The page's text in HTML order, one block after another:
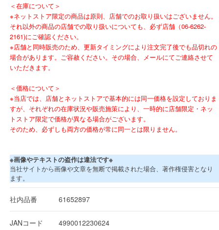
＜在庫について＞
※ネットストア限定の商品は原則、店舗でのお取り扱いはございません。
それ以外の商品の店舗での取り扱いについても、必ず店舗（06-6262-
2161)にご確認ください。
※店舗と同時販売のため、更新タイミングにより注文完了後でも品切れの
場合があります。ご容赦ください。その場合、メールにてご連絡させて
いただきます。
＜価格について＞
※当店では、店舗とネットストアで基本的には同一価格を設定しておりま
すが、それぞれの在庫状況や販売施策により、一時的に店舗限定・ネッ
トストア限定で価格が異なる場合がございます。
そのため、必ずしも両方の価格が常に同一とは限りません。
※画像やテキストの盗作は違法です※
当社サイトから画像や文章を無断で掲載された場合、著作権侵害となり
ます。
社内品番 61652897
JANコード 4990012230624